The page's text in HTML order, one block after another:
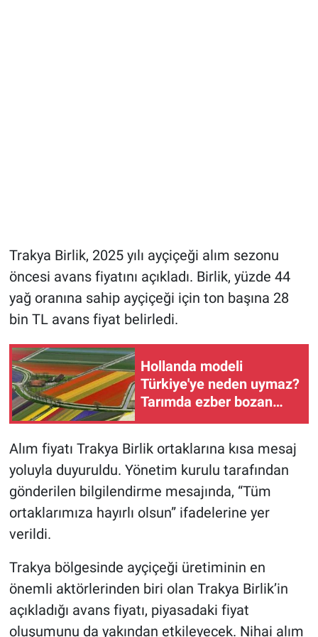
Trakya Birlik, 2025 yılı ayçiçeği alım sezonu
öncesi avans fiyatını açıkladı. Birlik, yüzde 44
yağ oranına sahip ayçiçeği için ton başına 28
bin TL avans fiyat belirledi.
Hollanda modeli
Türkiye'ye neden uymaz?
Tarımda ezber bozan
analiz
Alım fiyatı Trakya Birlik ortaklarına kısa mesaj
yoluyla duyuruldu. Yönetim kurulu tarafından
gönderilen bilgilendirme mesajında, “Tüm
ortaklarımıza hayırlı olsun” ifadelerine yer
verildi.
Trakya bölgesinde ayçiçeği üretiminin en
önemli aktörlerinden biri olan Trakya Birlik’in
açıkladığı avans fiyatı, piyasadaki fiyat
oluşumunu da yakından etkileyecek. Nihai alım